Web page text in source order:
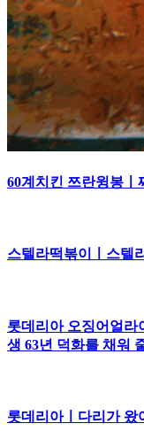
60계치킨 쯔란윙봉
스텔라떡볶이ㅣ스텔
롯데리아 오징어얼라
생 63년 덕화를 채워
롯데리아ㅣ다리가 왔